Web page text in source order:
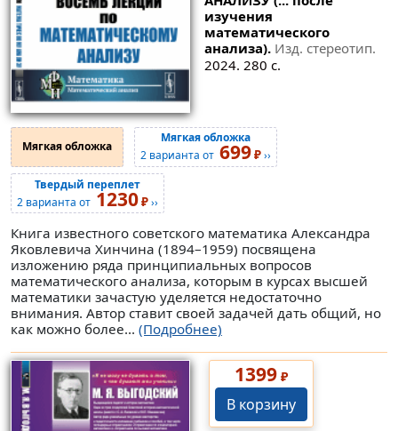
изучения
математического
анализа). Изд. стереотип.
2024. 280 с.
Мягкая обложка
Мягкая обложка
2 варианта от 699₽››
Твердый переплет
2 варианта от 1230₽››
Книга известного советского математика Александра
Яковлевича Хинчина (1894–1959) посвящена
изложению ряда принципиальных вопросов
математического анализа, которым в курсах высшей
математики зачастую уделяется недостаточно
внимания. Автор ставит своей задачей дать общий, но
как можно более... (Подробнее)
1399₽
В корзину